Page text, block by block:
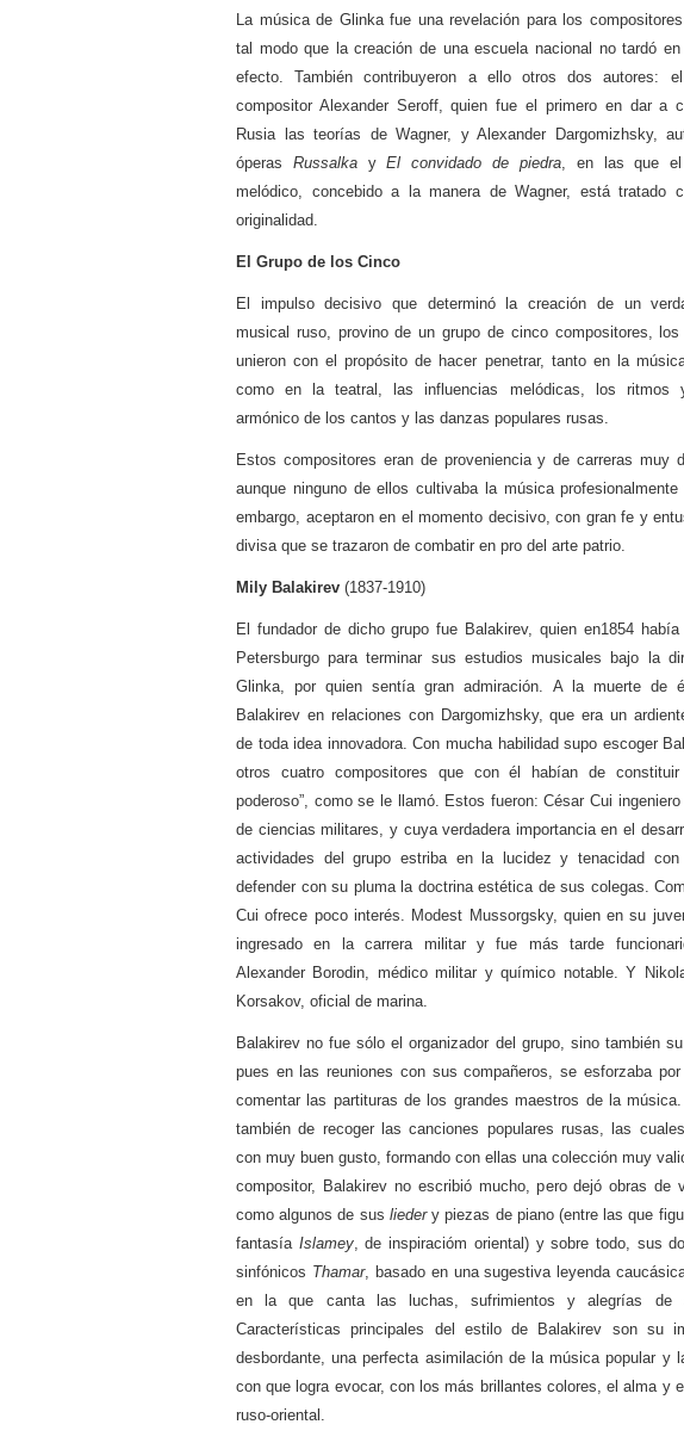
La música de Glinka fue una revelación para los
tal modo que la creación de una escuela nacional no tardó
efecto. También contribuyeron a ello otros dos autores:
compositor Alexander Seroff, quien fue el primero en dar a
Rusia las teorías de Wagner, y Alexander Dargomizhsky,
óperas RussalkayEl convidado de piedra, en las que el
melódico, concebido a la manera de Wagner, está tratado
originalidad.
El Grupo de los Cinco
El impulso decisivo que determinó la creación de un
musical ruso, provino de un grupo de cinco compositores,
unieron con el propósito de hacer penetrar, tanto en la
como en la teatral, las influencias melódicas, los ritmos
armónico de los cantos y las danzas populares rusas.
Estos compositores eran de proveniencia y de carreras muy
aunque ninguno de ellos cultivaba la música
embargo, aceptaron en el momento decisivo, con gran fe y
divisa que se trazaron de combatir en pro del arte patrio.
Mily Balakirev (1837-1910)
El fundador de dicho grupo fue Balakirev, quien en1854
Petersburgo para terminar sus estudios musicales bajo la
Glinka, por quien sentía gran admiración. A la muerte de
Balakirev en relaciones con Dargomizhsky, que era un
de toda idea innovadora. Con mucha habilidad supo escoger
otros cuatro compositores que con él habían de constituir
poderoso”, como se le llamó. Estos fueron: César Cui
de ciencias militares, y cuya verdadera importancia en el
actividades del grupo estriba en la lucidez y tenacidad
defender con su pluma la doctrina estética de sus colegas.
Cui ofrece poco interés. Modest Mussorgsky, quien en su
ingresado en la carrera militar y fue más tarde
Alexander Borodin, médico militar y químico notable. Y
Korsakov, oficial de marina.
Balakirev no fue sólo el organizador del grupo, sino también su
pues en las reuniones con sus compañeros, se esforzaba
comentar las partituras de los grandes maestros de la
también de recoger las canciones populares rusas, las
con muy buen gusto, formando con ellas una colección muy
compositor, Balakirev no escribió mucho, pero dejó obras de
como algunos de sus liedery piezas de piano (entre las que
fantasía Islamey, de inspiracióm oriental) y sobre todo, sus
sinfónicos Thamar, basado en una sugestiva leyenda
en la que canta las luchas, sufrimientos y alegrías de
Características principales del estilo de Balakirev son su
desbordante, una perfecta asimilación de la música popular y
con que logra evocar, con los más brillantes colores, el alma y
ruso-oriental.